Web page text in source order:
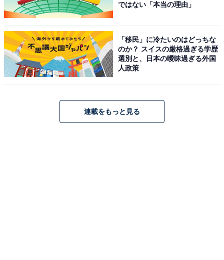
ではない「本当の理由」
「移民」に冷たいのはどっちな
のか？ スイスの厳格過ぎる学歴
選別と、日本の曖昧過ぎる外国
人政策
連載をもっと見る